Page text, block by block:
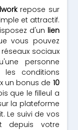
repose sur
et attractif.
d'un lien
vous pouvez
sociaux
personne
conditions
un bonus de 10
que le filleul a
la plateforme
Le suivi de vos
depuis votre